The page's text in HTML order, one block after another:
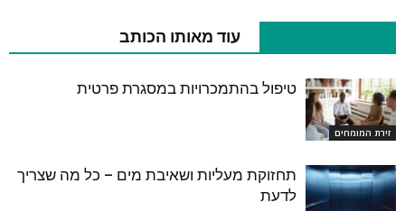
עוד מאותו הכותב
זירת המומחים
טיפול בהתמכרויות במסגרת פרטית
תחזוקת מעליות ושאיבת מים – כל מה שצריך
לדעת